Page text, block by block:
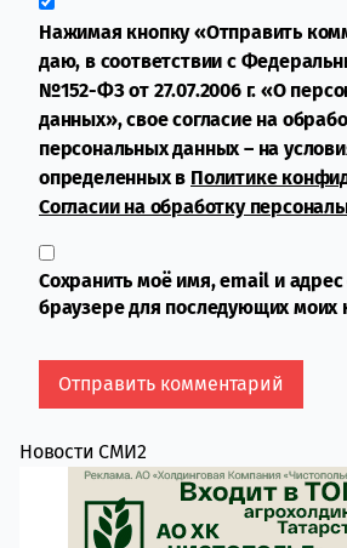
Нажимая кнопку «Отправить
даю, в соответствии с
№152-ФЗ от 27.07.2006 г. «О
данных», свое согласие на
персональных данных – на
определенных в Политике
Согласии на обработку
Сохранить моё имя, email и адрес
браузере для последующих моих
Новости СМИ2